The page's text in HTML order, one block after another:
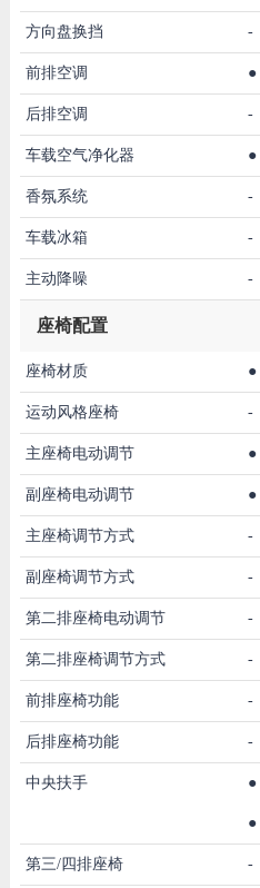
方向盘换挡 -
前排空调 ●
后排空调 -
车载空气净化器 ●
香氛系统 -
车载冰箱 -
主动降噪 -
座椅配置
座椅材质 ●
运动风格座椅 -
主座椅电动调节 ●
副座椅电动调节 ●
主座椅调节方式 -
副座椅调节方式 -
第二排座椅电动调节 -
第二排座椅调节方式 -
前排座椅功能 -
后排座椅功能 -
中央扶手 ●
●
第三/四排座椅 -